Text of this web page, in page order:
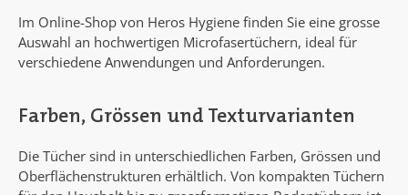
Im Online-Shop von Heros Hygiene finden Sie eine grosse
Auswahl an hochwertigen Microfasertüchern, ideal für
verschiedene Anwendungen und Anforderungen.
Farben, Grössen und Texturvarianten
Die Tücher sind in unterschiedlichen Farben, Grössen und
Oberflächenstrukturen erhältlich. Von kompakten Tüchern